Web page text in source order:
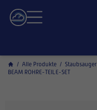
/ Alle Produkte / Staubsauger
BEAM ROHRE-TEILE-SET